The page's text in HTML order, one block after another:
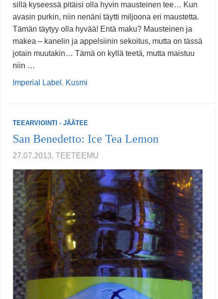
sillä kyseessä pitäisi olla hyvin mausteinen tee… Kun
avasin purkin, niin nenäni täytti miljoona eri maustetta.
Tämän täytyy olla hyvää! Entä maku? Mausteinen ja
makea – kanelin ja appelsiinin sekoitus, mutta on tässä
jotain muutakin… Tämä on kyllä teetä, mutta maistuu
niin …
Imperial Label , Kusmi
TEEARVIOINTI - JÄÄTEE
San Benedetto: Ice Tea Lemon
27.07.2013, TEETEEMU